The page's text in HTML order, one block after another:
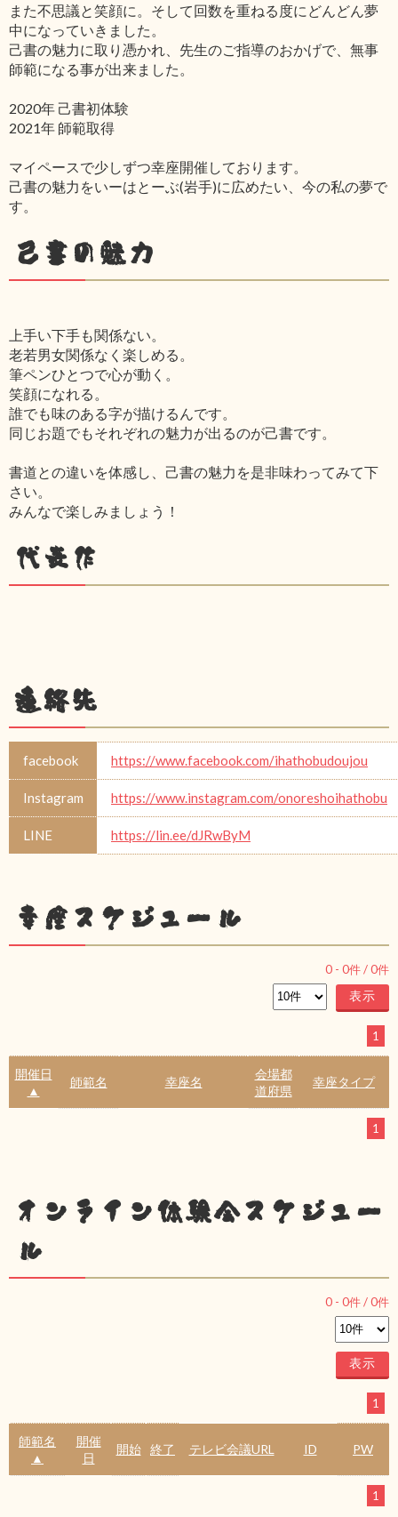
また不思議と笑顔に。そして回数を重ねる度にどんどん夢
中になっていきました。
己書の魅力に取り憑かれ、先生のご指導のおかげで、無事
師範になる事が出来ました。
2020年 己書初体験
2021年 師範取得
マイペースで少しずつ幸座開催しております。
己書の魅力をいーはとーぶ(岩手)に広めたい、今の私の夢で
す。
己書の魅力
上手い下手も関係ない。
老若男女関係なく楽しめる。
筆ペンひとつで心が動く。
笑顔になれる。
誰でも味のある字が描けるんです。
同じお題でもそれぞれの魅力が出るのが己書です。
書道との違いを体感し、己書の魅力を是非味わってみて下
さい。
みんなで楽しみましょう！
代表作
連絡先
facebook https://www.facebook.com/ihathobudoujou
Instagram https://www.instagram.com/onoreshoihathobu
LINE https://lin.ee/dJRwByM
幸座スケジュール
0 - 0件 /0件
1
開催日
▲
師範名 幸座名
会場都
道府県
幸座タイプ
1
オンライン体験会スケジュー
ル
0 - 0件 /0件
1
師範名
▲
開催
日
開始 終了 テレビ会議URL ID PW
1